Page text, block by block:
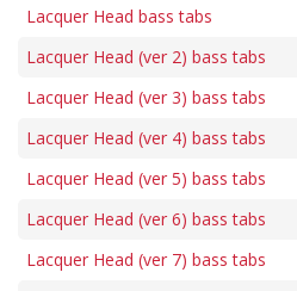
Lacquer Head bass tabs
Lacquer Head (ver 2) bass tabs
Lacquer Head (ver 3) bass tabs
Lacquer Head (ver 4) bass tabs
Lacquer Head (ver 5) bass tabs
Lacquer Head (ver 6) bass tabs
Lacquer Head (ver 7) bass tabs